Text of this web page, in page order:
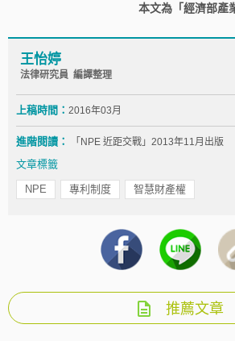
本文為「經濟部產
王怡婷
法律研究員 編譯整理
上稿時間： 2016年03月
進階閱讀： 「NPE 近距交戰」2013年11月出版
文章標籤
NPE 專利制度 智慧財產權
推薦文章